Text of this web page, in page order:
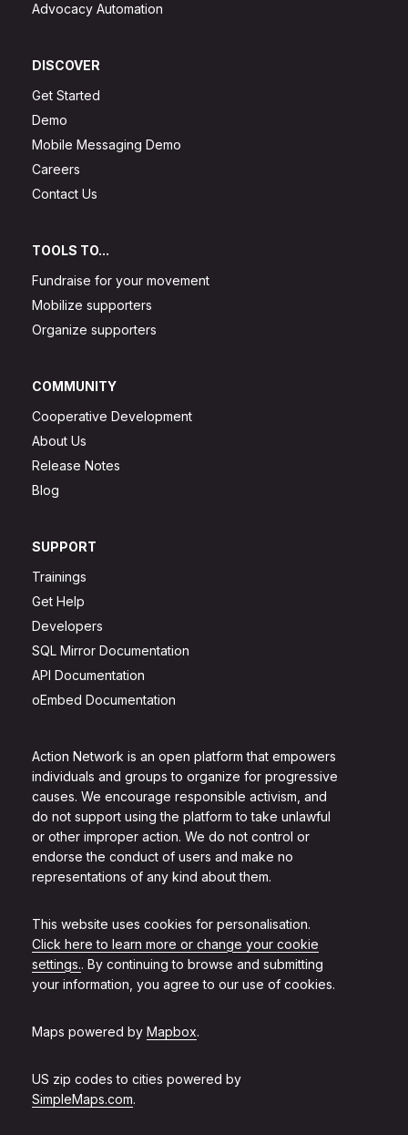
Action Network is an open platform that empowers
individuals and groups to organize for progressive
causes. We encourage responsible activism, and
do not support using the platform to take unlawful
or other improper action. We do not control or
endorse the conduct of users and make no
representations of any kind about them.
This website uses cookies for personalisation.
Click here to learn more or change your cookie
settings.. By continuing to browse and submitting
your information, you agree to our use of cookies.
Maps powered by Mapbox.
US zip codes to cities powered by
SimpleMaps.com.
Advocacy Automation
DISCOVER
Get Started
Demo
Mobile Messaging Demo
Careers
Contact Us
TOOLS TO...
Fundraise for your movement
Mobilize supporters
Organize supporters
COMMUNITY
Cooperative Development
About Us
Release Notes
Blog
SUPPORT
Trainings
Get Help
Developers
SQL Mirror Documentation
API Documentation
oEmbed Documentation